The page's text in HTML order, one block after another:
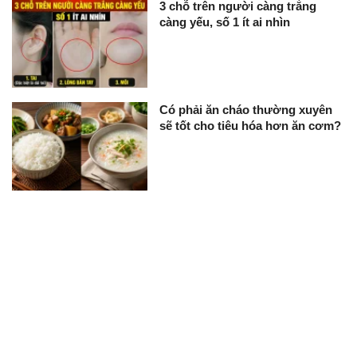
3 chỗ trên người càng trắng
càng yếu, số 1 ít ai nhìn
Có phải ăn cháo thường xuyên
sẽ tốt cho tiêu hóa hơn ăn cơm?